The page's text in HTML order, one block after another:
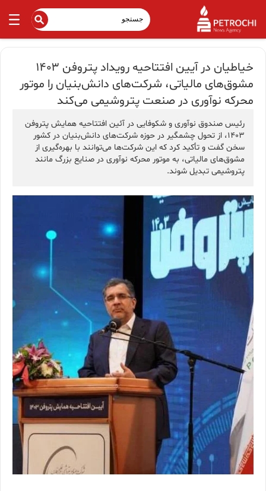
خیاطیان در آیین افتتاحیه رویداد پتروفن ۱۴۰۳
مشوق‌های مالیاتی، شرکت‌های دانش‌بنیان را موتور
محرکه نوآوری در صنعت پتروشیمی می‌کند
رئیس صندوق نوآوری و شکوفایی در آئین افتتاحیه همایش پتروفن
۱۴۰۳، از تحول چشمگیر در حوزه شرکت‌های دانش‌بنیان در کشور
سخن گفت و تأکید کرد که این شرکت‌ها می‌توانند با بهره‌گیری از
مشوق‌های مالیاتی، به موتور محرکه نوآوری در صنایع بزرگ مانند
پتروشیمی تبدیل شوند.